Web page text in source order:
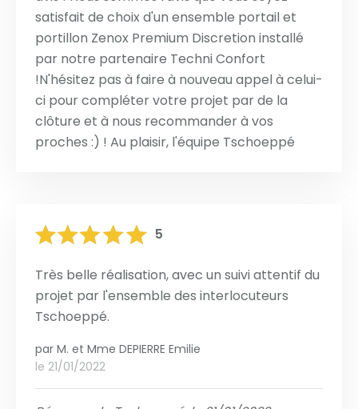
satisfait de choix d'un ensemble portail et
portillon Zenox Premium Discretion installé
par notre partenaire Techni Confort
!N'hésitez pas à faire à nouveau appel à celui-
ci pour compléter votre projet par de la
clôture et à nous recommander à vos
proches :) ! Au plaisir, l'équipe Tschoeppé
5
Très belle réalisation, avec un suivi attentif du
projet par l'ensemble des interlocuteurs
Tschoeppé.
par M. et Mme DEPIERRE Emilie
le 21/01/2022